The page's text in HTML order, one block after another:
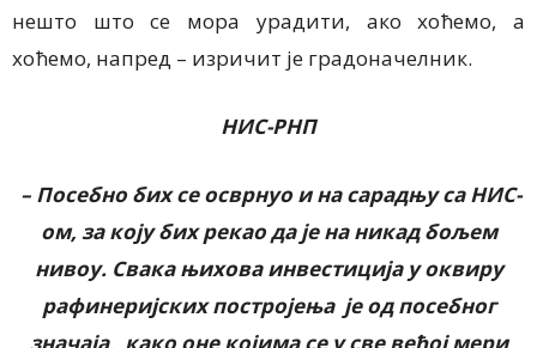
нешто што се мора урадити, ако хоћемо, а
хоћемо, напред – изричит је градоначелник.
НИС-РНП
– Посебно бих се осврнуо и на сарадњу са НИС-
ом, за коју бих рекао да је на никад бољем
нивоу. Свака њихова инвестиција у оквиру
рафинеријских постројења је од посебног